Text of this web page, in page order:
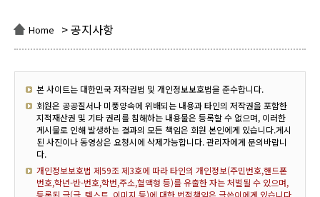
Home > 공지사항
본 사이트는 대한민국 저작권법 및 개인정보보호법을 준수합니다.
회원은 공공질서나 미풍양속에 위배되는 내용과 타인의 저작권을 포함한
지적재산권 및 기타 권리를 침해하는 내용물은 등록할 수 없으며, 이러한
게시물로 인해 발생하는 결과의 모든 책임은 회원 본인에게 있습니다.게시
된 사진이나 동영상은 요청시에 삭제가능합니다. 관리자에게 문의바랍니
다.
개인정보보호법 제59조 제3호에 따라 타인의 개인정보(주민번호,핸드폰
번호,학년-반-번호,학번,주소,혈액형 등)를 유출한 자는 처벌될 수 있으며,
등록된 글(글, 텍스트, 이미지 등)에 대한 법적책임은 글쓴이에게 있습니다.